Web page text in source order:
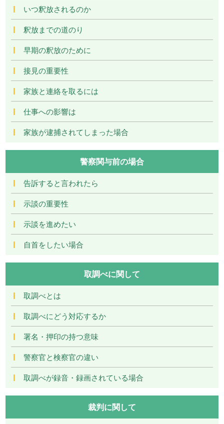
いつ釈放されるのか
釈放までの道のり
早期の釈放のために
接見の重要性
家族と連絡を取るには
仕事への影響は
家族が逮捕されてしまった場合
警察関与前の場合
告訴すると言われたら
示談の重要性
示談を進めたい
自首をしたい場合
取調べに関して
取調べとは
取調べにどう対応するか
署名・押印の持つ意味
警察官と検察官の違い
取調べが録音・録画されている場合
裁判に関して